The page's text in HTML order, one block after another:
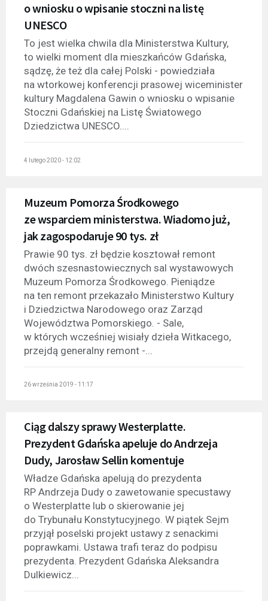
o wniosku o wpisanie stoczni na listę
UNESCO
To jest wielka chwila dla Ministerstwa Kultury,
to wielki moment dla mieszkańców Gdańska,
sądzę, że też dla całej Polski - powiedziała
na wtorkowej konferencji prasowej wiceminister
kultury Magdalena Gawin o wniosku o wpisanie
Stoczni Gdańskiej na Listę Światowego
Dziedzictwa UNESCO....
4 lutego 2020 - 12:02
Muzeum Pomorza Środkowego
ze wsparciem ministerstwa. Wiadomo już,
jak zagospodaruje 90 tys. zł
Prawie 90 tys. zł będzie kosztował remont
dwóch szesnastowiecznych sal wystawowych
Muzeum Pomorza Środkowego. Pieniądze
na ten remont przekazało Ministerstwo Kultury
i Dziedzictwa Narodowego oraz Zarząd
Województwa Pomorskiego. - Sale,
w których wcześniej wisiały dzieła Witkacego,
przejdą generalny remont -...
26 września 2019 - 11:17
Ciąg dalszy sprawy Westerplatte.
Prezydent Gdańska apeluje do Andrzeja
Dudy, Jarosław Sellin komentuje
Władze Gdańska apelują do prezydenta
RP Andrzeja Dudy o zawetowanie specustawy
o Westerplatte lub o skierowanie jej
do Trybunału Konstytucyjnego. W piątek Sejm
przyjął poselski projekt ustawy z senackimi
poprawkami. Ustawa trafi teraz do podpisu
prezydenta. Prezydent Gdańska Aleksandra
Dulkiewicz...